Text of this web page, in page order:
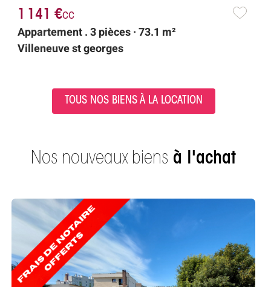
1 141 €cc
Appartement . 3 pièces · 73.1 m²
Villeneuve st georges
TOUS NOS BIENS À LA LOCATION
Nos nouveaux biens à l'achat